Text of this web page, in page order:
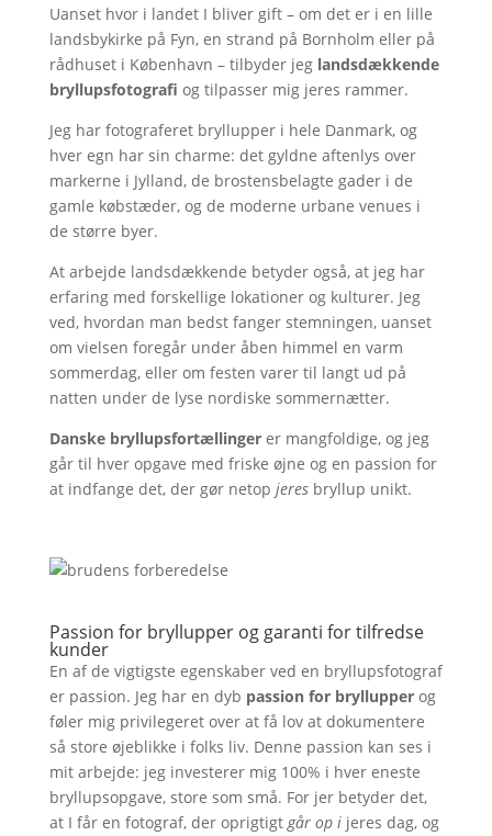
Uanset hvor i landet I bliver gift – om det er i en lille
landsbykirke på Fyn, en strand på Bornholm eller på
rådhuset i København – tilbyder jeg landsdækkende
bryllupsfotografi og tilpasser mig jeres rammer.
Jeg har fotograferet bryllupper i hele Danmark, og
hver egn har sin charme: det gyldne aftenlys over
markerne i Jylland, de brostensbelagte gader i de
gamle købstæder, og de moderne urbane venues i
de større byer.
At arbejde landsdækkende betyder også, at jeg har
erfaring med forskellige lokationer og kulturer. Jeg
ved, hvordan man bedst fanger stemningen, uanset
om vielsen foregår under åben himmel en varm
sommerdag, eller om festen varer til langt ud på
natten under de lyse nordiske sommernætter.
Danske bryllupsfortællingerer mangfoldige, og jeg
går til hver opgave med friske øjne og en passion for
at indfange det, der gør netop jeresbryllup unikt.
Passion for bryllupper og garanti for tilfredse
kunder
En af de vigtigste egenskaber ved en bryllupsfotograf
er passion. Jeg har en dyb passion for bryllupperog
føler mig privilegeret over at få lov at dokumentere
så store øjeblikke i folks liv. Denne passion kan ses i
mit arbejde: jeg investerer mig 100% i hver eneste
bryllupsopgave, store som små. For jer betyder det,
at I får en fotograf, der oprigtigtgår op ijeres dag, og